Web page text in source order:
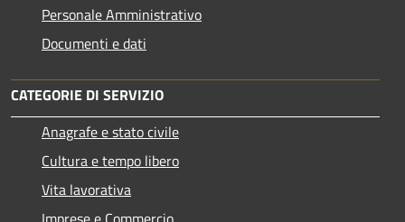
Personale Amministrativo
Documenti e dati
CATEGORIE DI SERVIZIO
Anagrafe e stato civile
Cultura e tempo libero
Vita lavorativa